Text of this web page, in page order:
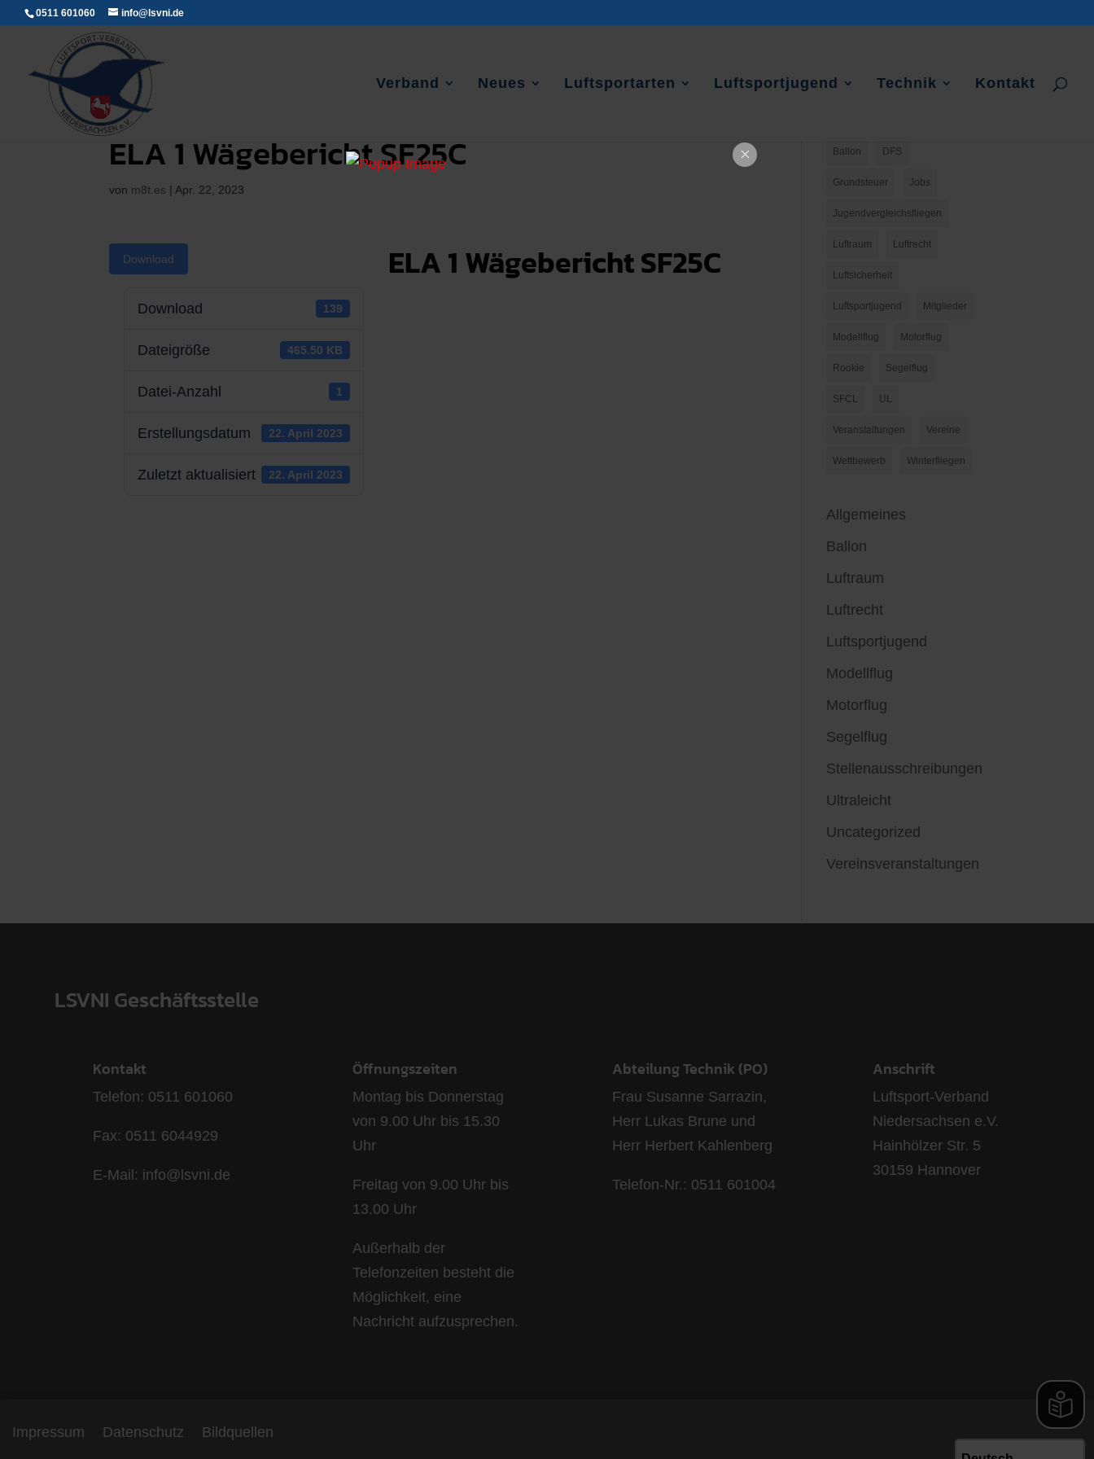
0511 601060 info@lsvni.de
Verband Neues Luftsportarten Luftsportjugend Technik Kontakt
ELA 1 Wägebericht SF25C
von m8t.es | Apr. 22, 2023
Download
Download 139
Dateigröße 465.50 KB
Datei-Anzahl 1
Erstellungsdatum 22. April 2023
Zuletzt aktualisiert 22. April 2023
ELA 1 Wägebericht SF25C
Ballon DFS
Grundsteuer Jobs
Jugendvergleichsfliegen
Luftraum Luftrecht
Luftsicherheit
Luftsportjugend Mitglieder
Modellflug Motorflug
Rookie Segelflug
SFCL UL
Veranstaltungen Vereine
Wettbewerb Winterfliegen
Allgemeines
Ballon
Luftraum
Luftrecht
Luftsportjugend
Modellflug
Motorflug
Segelflug
Stellenausschreibungen
Ultraleicht
Uncategorized
Vereinsveranstaltungen
LSVNI Geschäftsstelle
Kontakt
Telefon: 0511 601060
Fax: 0511 6044929
E-Mail: info@lsvni.de
Öffnungszeiten
Montag bis Donnerstag
von 9.00 Uhr bis 15.30
Uhr
Freitag von 9.00 Uhr bis
13.00 Uhr
Außerhalb der
Telefonzeiten besteht die
Möglichkeit, eine
Nachricht aufzusprechen.
Abteilung Technik (PO)
Frau Susanne Sarrazin,
Herr Lukas Brune und
Herr Herbert Kahlenberg
Telefon-Nr.: 0511 601004
Anschrift
Luftsport-Verband
Niedersachsen e.V.
Hainhölzer Str. 5
30159 Hannover
Impressum Datenschutz Bildquellen